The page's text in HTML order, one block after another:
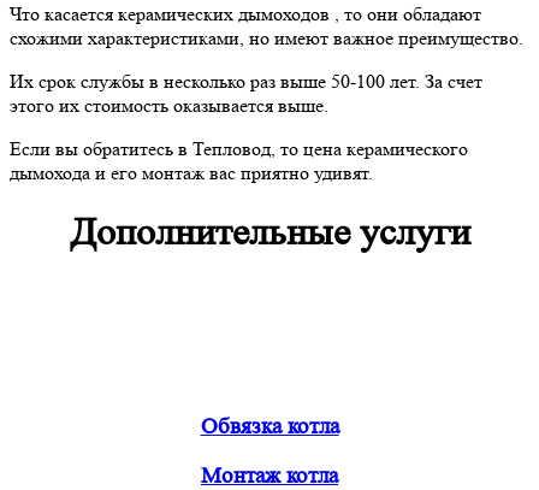
Что касается керамических дымоходов , то они обладают
схожими характеристиками, но имеют важное преимущество.
Их срок службы в несколько раз выше 50-100 лет. За счет
этого их стоимость оказывается выше.
Если вы обратитесь в Тепловод, то цена керамического
дымохода и его монтаж вас приятно удивят.
Дополнительные услуги
Обвязка котла
Монтаж котла